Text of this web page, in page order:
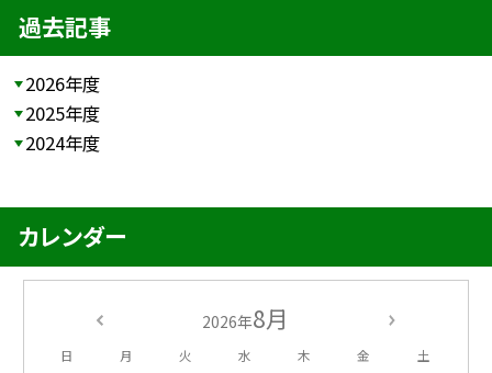
過去記事
2026年度
2025年度
2024年度
カレンダー
2026年8月
日 月 火 水 木 金 土